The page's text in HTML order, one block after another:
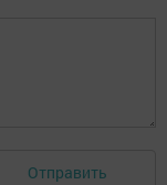
Отправить